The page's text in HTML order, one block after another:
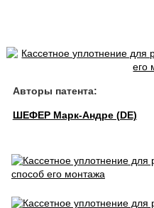
Авторы патента:
ШЕФЕР Марк-Андре (DE)